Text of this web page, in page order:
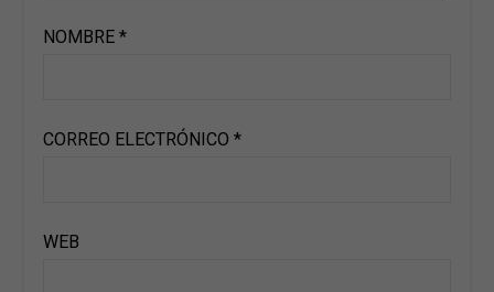
NOMBRE *
CORREO ELECTRÓNICO *
WEB